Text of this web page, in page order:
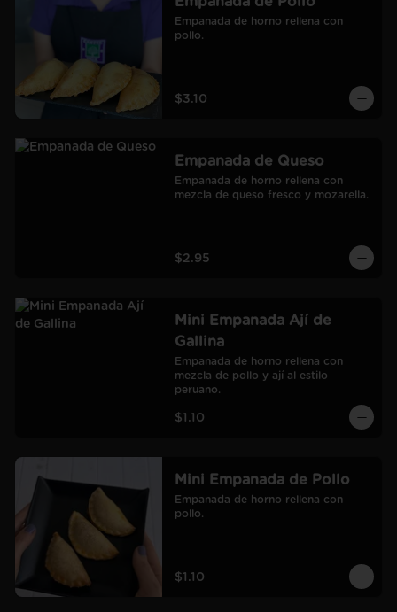
Empanada de horno rellena con
pollo.
$3.10
Empanada de Queso
Empanada de horno rellena con
mezcla de queso fresco y mozarella.
$2.95
Mini Empanada Ají de
Gallina
Empanada de horno rellena con
mezcla de pollo y ají al estilo
peruano.
$1.10
Mini Empanada de Pollo
Empanada de horno rellena con
pollo.
$1.10